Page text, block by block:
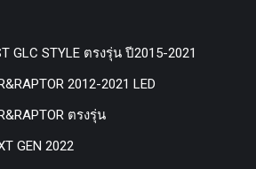
GLC STYLE ตรงรุ่น ปี2015-2021
2012-2021 LED
ตรงรุ่น
GEN 2022